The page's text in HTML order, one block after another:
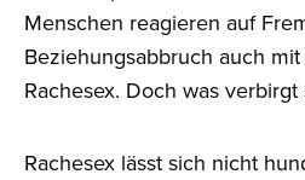
Menschen reagieren auf
Beziehungsabbruch auch
Rachesex. Doch was
Rachesex lässt sich nicht